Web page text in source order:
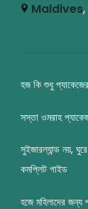
Maldives,
হজ কি শুধু
সস্তা ওমরাহ
সুইজারল্যান্ড নয়,
কমপ্লিট গাইড
হজে মহিলাদের জন্য